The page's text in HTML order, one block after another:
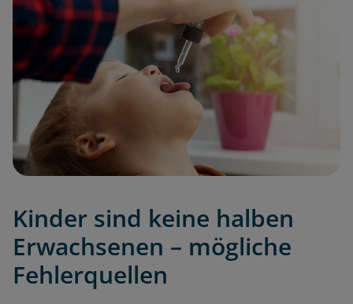
Kinder sind keine halben
Erwachsenen – mögliche
Fehlerquellen